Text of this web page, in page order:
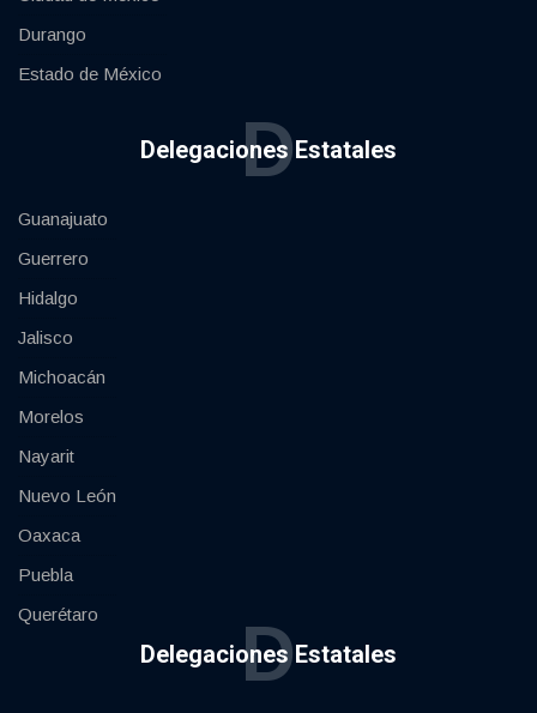
Durango
Estado de México
Delegaciones Estatales
D
Guanajuato
Guerrero
Hidalgo
Jalisco
Michoacán
Morelos
Nayarit
Nuevo León
Oaxaca
Puebla
Querétaro
Delegaciones Estatales
D